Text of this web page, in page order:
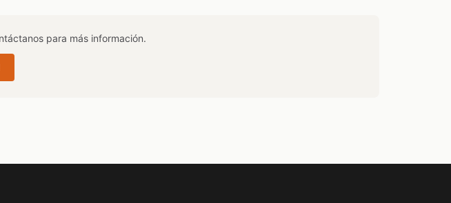
para más información.